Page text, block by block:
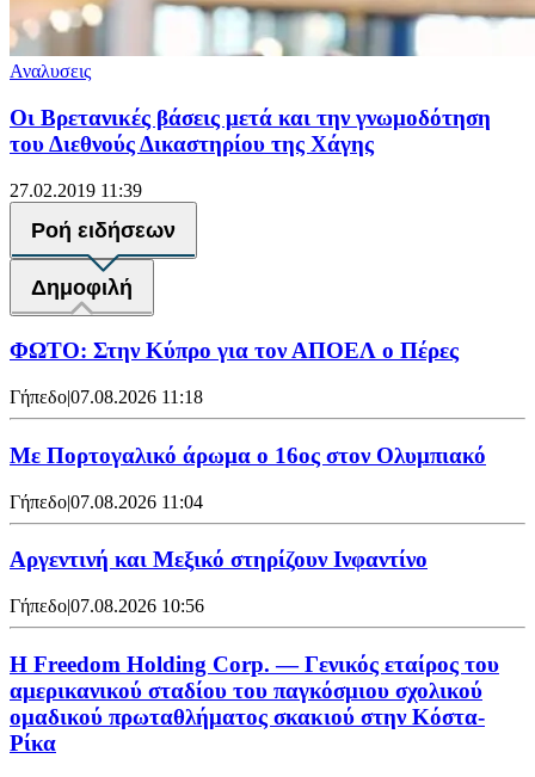
Αναλυσεις
Oι Βρετανικές βάσεις μετά και την γνωμοδότηση
του Διεθνούς Δικαστηρίου της Χάγης
27.02.2019 11:39
Ροή ειδήσεων
Δημοφιλή
ΦΩΤΟ: Στην Κύπρο για τον ΑΠΟΕΛ ο Πέρες
Γήπεδο|07.08.2026 11:18
Με Πορτογαλικό άρωμα ο 16ος στον Ολυμπιακό
Γήπεδο|07.08.2026 11:04
Αργεντινή και Μεξικό στηρίζουν Ινφαντίνο
Γήπεδο|07.08.2026 10:56
Η Freedom Holding Corp. — Γενικός εταίρος του
αμερικανικού σταδίου του παγκόσμιου σχολικού
ομαδικού πρωταθλήματος σκακιού στην Κόστα-
Ρίκα